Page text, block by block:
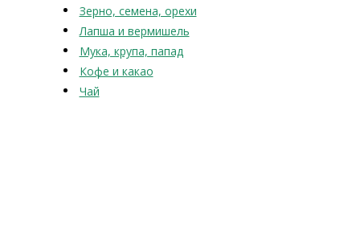
Зерно, семена, орехи
Лапша и вермишель
Мука, крупа, папад
Кофе и какао
Чай